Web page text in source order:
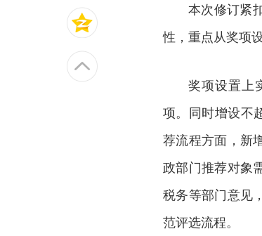
本次修订紧
性，重点从奖项
奖项设置上
项。同时增设不
荐流程方面，新
政部门推荐对象
税务等部门意见
范评选流程。